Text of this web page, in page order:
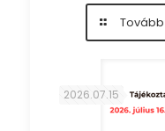
Tovább
2026.07.15